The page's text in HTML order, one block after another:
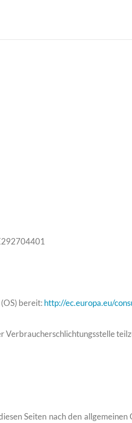
bereit: http://ec.europa.eu/
Seiten nach den